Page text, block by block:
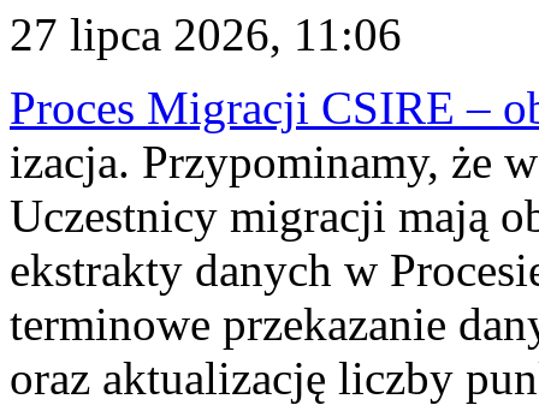
27 lipca 2026, 11:06
Proces Migracji CSIRE –
izacja. Przypominamy, że
Uczestnicy migracji mają
ekstrakty danych w
terminowe przekazanie
oraz aktualizację liczby